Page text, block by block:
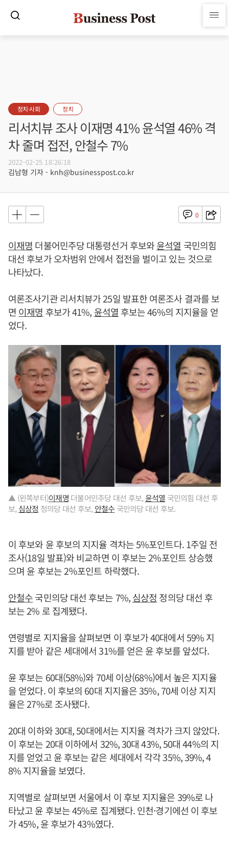
정치·사회 정치
리서치뷰 조사 이재명 41% 윤석열 46% 격
차 줄며 접전, 안철수 7%
2022-02-25 18:26:18
김남형 기자 - knh@businesspost.co.kr
0
이재명 더불어민주당 대통령선거 후보와윤석열 국민의힘
대선 후보가 오차범위 안에서 접전을 벌이고 있는 것으로
나타났다.
여론조사기관 리서치뷰가 25일 발표한 여론조사 결과를 보
면 이재명 후보가 41%, 윤석열 후보는 46%의 지지율을 얻
었다.
▲ (왼쪽부터)이재명 더불어민주당 대선 후보,윤석열 국민의힘 대선 후
보,심상정 정의당 대선 후보,안철수 국민의당 대선 후보.
이 후보와 윤 후보의 지지율 격차는 5%포인트다. 1주일 전
조사(18일 발표)와 비교하면 이 후보는 2%포인트 상승했
으며 윤 후보는 2％포인트 하락했다.
안철수국민의당 대선 후보는 7%,심상정 정의당 대선 후
보는 2% 로 집계됐다.
연령별로 지지율을 살펴보면 이 후보가 40대에서 59% 지
지를 받아 같은 세대에서 31%를 얻은 윤 후보를 앞섰다.
윤 후보는 60대(58%)와 70세 이상(68%)에서 높은 지지율
을 얻었다. 이 후보의 60대 지지율은 35%, 70세 이상 지지
율은 27%로 조사됐다.
20대 이하와 30대, 50대에서는 지지율 격차가 크지 않았다.
이 후보는 20대 이하에서 32%, 30대 43%, 50대 44%의 지
지를 얻었고 윤 후보는 같은 세대에서 각각 35%, 39%, 4
8% 지지율을 보였다.
지역별로 살펴보면 서울에서 이 후보 지지율은 39%로 나
타났고 윤 후보는 45%로 집계됐다. 인천·경기에선 이 후보
가 45%, 윤 후보가 43%였다.